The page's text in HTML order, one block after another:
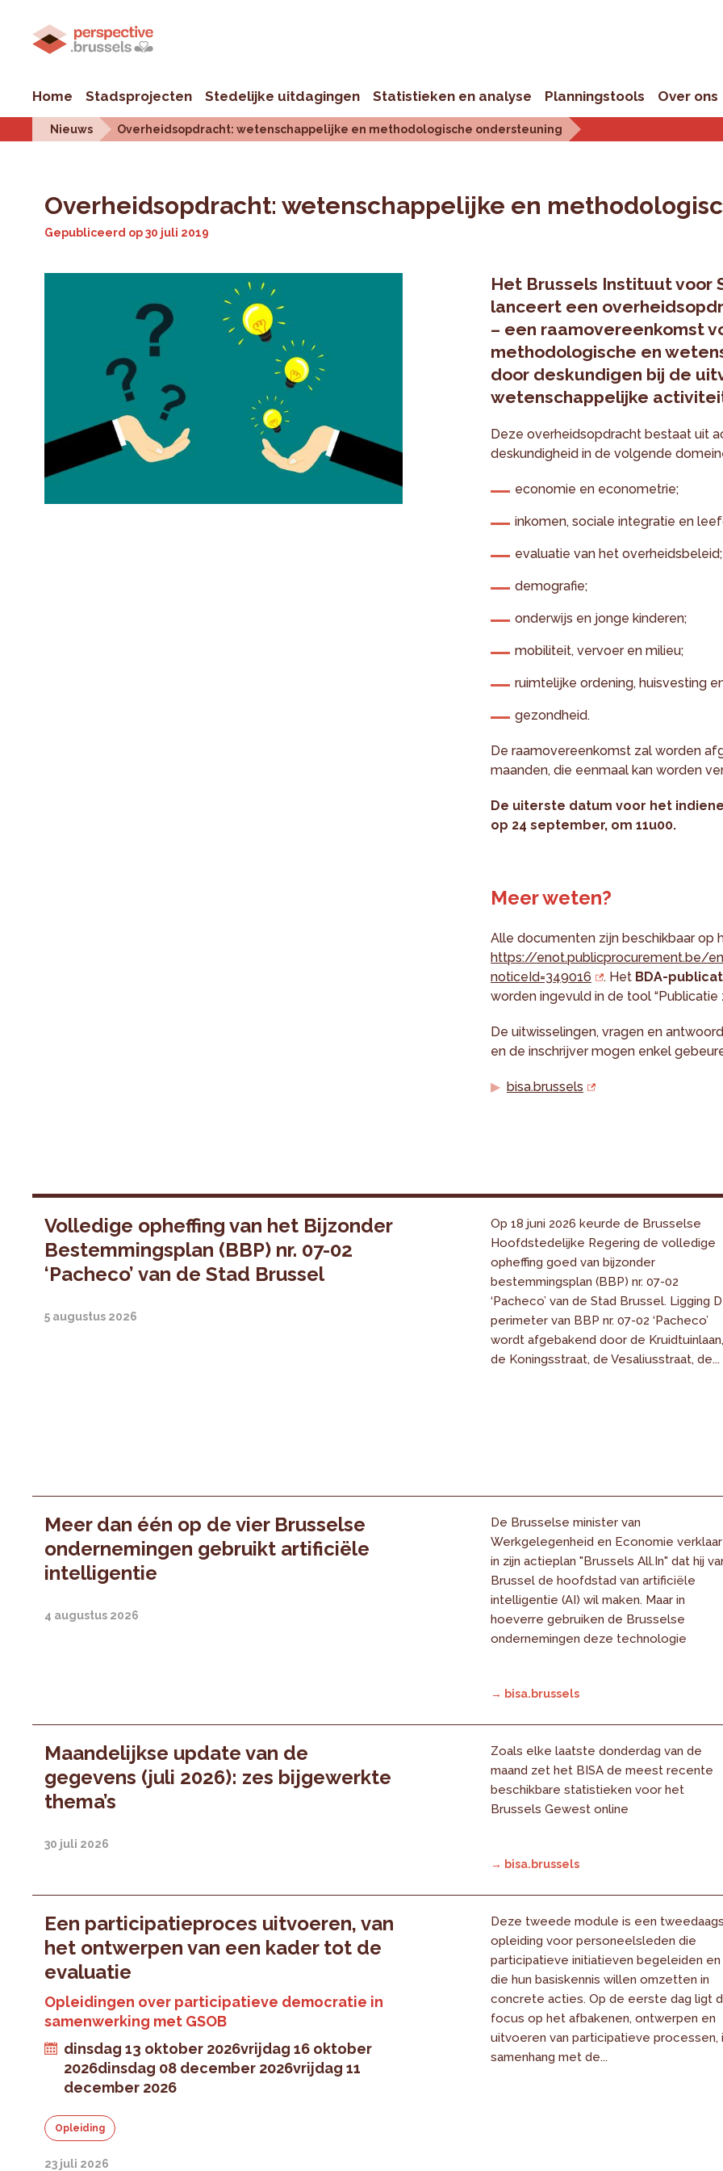
Home Stadsprojecten Stedelijke uitdagingen Statistieken en analyse Planningstools Over ons
Nieuws Overheidsopdracht: wetenschappelijke en methodologische ondersteuning
Overheidsopdracht: wetenschappelijke en
Gepubliceerd op30 juli 2019
Het Brussels Instituut voor
lanceert een
– een raamovereenkomst
methodologische en
door deskundigen bij de
wetenschappelijke
Deze overheidsopdracht bestaat uit
deskundigheid in de volgende
economie en econometrie;
inkomen, sociale integratie en
evaluatie van het overheidsbeleid;
demografie;
onderwijs en jonge kinderen;
mobiliteit, vervoer en milieu;
ruimtelijke ordening, huisvesting
gezondheid.
De raamovereenkomst zal worden
maanden, die eenmaal kan worden
De uiterste datum voor het
op 24 september, om 11u00.
Meer weten?
Alle documenten zijn beschikbaar op
https://enot.publicprocurement.be/
noticeId=349016
. Het BDA-
worden ingevuld in de tool “Publicatie
De uitwisselingen, vragen en
en de inschrijver mogen enkel
bisa.brussels
Volledige opheffing van het Bijzonder
Bestemmingsplan (BBP) nr. 07-02
‘Pacheco’ van de Stad Brussel
5 augustus 2026
Op 18 juni 2026 keurde de Brusselse
Hoofdstedelijke Regering de volledige
opheffing goed van bijzonder
bestemmingsplan (BBP) nr. 07-02
‘Pacheco’ van de Stad Brussel. Ligging
perimeter van BBP nr. 07-02 ‘Pacheco’
wordt afgebakend door de
de Koningsstraat, de Vesaliusstraat, de...
Meer dan één op de vier Brusselse
ondernemingen gebruikt artificiële
intelligentie
4 augustus 2026
De Brusselse minister van
Werkgelegenheid en Economie
in zijn actieplan "Brussels All.In" dat hij
Brussel de hoofdstad van artificiële
intelligentie (AI) wil maken. Maar in
hoeverre gebruiken de Brusselse
ondernemingen deze technologie
→ bisa.brussels
Maandelijkse update van de
gegevens (juli 2026): zes bijgewerkte
thema’s
30 juli 2026
Zoals elke laatste donderdag van de
maand zet het BISA de meest recente
beschikbare statistieken voor het
Brussels Gewest online
→ bisa.brussels
Een participatieproces uitvoeren, van
het ontwerpen van een kader tot de
evaluatie
Opleidingen over participatieve democratie in
samenwerking met GSOB
dinsdag 13 oktober 2026vrijdag 16 oktober
2026dinsdag 08 december 2026vrijdag 11
december 2026
Opleiding
23 juli 2026
Deze tweede module is een
opleiding voor personeelsleden die
participatieve initiatieven begeleiden en
die hun basiskennis willen omzetten in
concrete acties. Op de eerste dag ligt
focus op het afbakenen, ontwerpen en
uitvoeren van participatieve processen,
samenhang met de...